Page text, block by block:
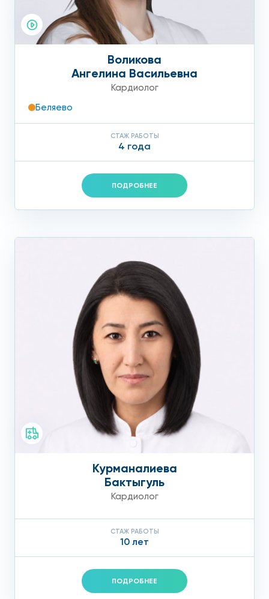
Воликова
Ангелина Васильевна
Кардиолог
Беляево
СТАЖ РАБОТЫ
4 года
ПОДРОБНЕЕ
Курманалиева
Бактыгуль
Кардиолог
СТАЖ РАБОТЫ
10 лет
ПОДРОБНЕЕ